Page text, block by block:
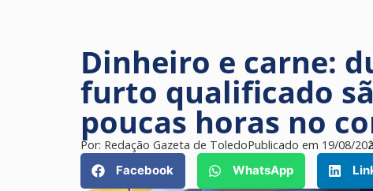
Dinheiro e carne:
furto qualificado
poucas horas no
Por: Redação Gazeta de ToledoPublicado em 19/08/
Facebook
WhatsApp